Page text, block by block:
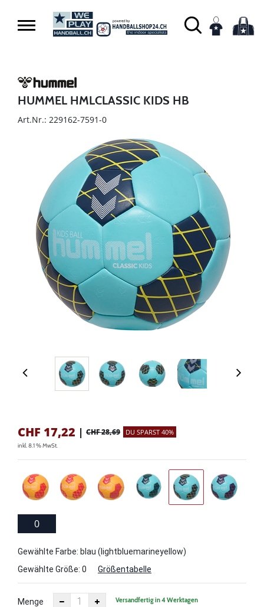
HUMMEL HMLCLASSIC KIDS HB
Art.Nr.: 229162-7591-0
CHF 17,22 | CHF 28,69 DU SPARST 40%
inkl. 8.1 % MwSt.
0
Gewählte Farbe: blau (lightbluemarineyellow)
Gewählte Größe: 0 Größentabelle
Menge Versandfertig in 4 Werktagen